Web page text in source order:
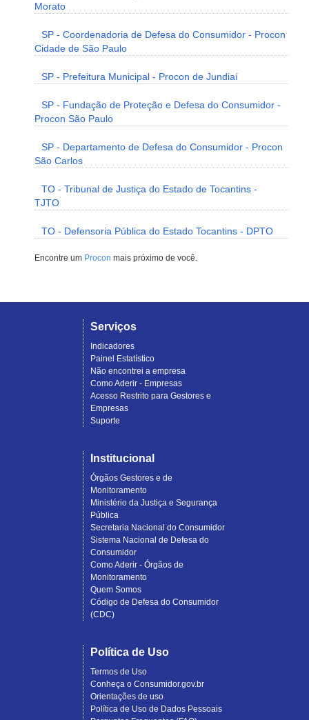
Morato
SP - Coordenadoria de Defesa do Consumidor - Procon
Cidade de São Paulo
SP - Prefeitura Municipal - Procon de Jundiaí
SP - Fundação de Proteção e Defesa do Consumidor -
Procon São Paulo
SP - Departamento de Defesa do Consumidor - Procon
São Carlos
TO - Tribunal de Justiça do Estado de Tocantins -
TJTO
TO - Defensoria Pública do Estado Tocantins - DPTO
Encontre um Procon mais próximo de você.
Serviços
Indicadores
Painel Estatístico
Não encontrei a empresa
Como Aderir - Empresas
Acesso Restrito para Gestores e
Empresas
Suporte
Institucional
Órgãos Gestores e de
Monitoramento
Ministério da Justiça e Segurança
Pública
Secretaria Nacional do Consumidor
Sistema Nacional de Defesa do
Consumidor
Como Aderir - Órgãos de
Monitoramento
Quem Somos
Código de Defesa do Consumidor
(CDC)
Política de Uso
Termos de Uso
Conheça o Consumidor.gov.br
Orientações de uso
Política de Uso de Dados Pessoais